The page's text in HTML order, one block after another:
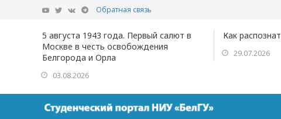
Обратная связь
5 августа 1943 года. Первый салют в
Москве в честь освобождения
Белгорода и Орла
03.08.2026
Как
29.07.2026